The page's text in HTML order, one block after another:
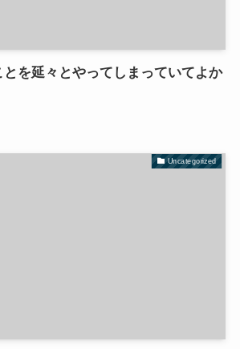
を延々とやってしまっていてよか
Uncategorized